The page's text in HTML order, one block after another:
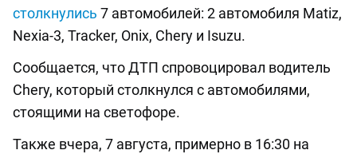
столкнулись 7 автомобилей: 2 автомобиля Matiz,
Nexia-3, Tracker, Onix, Chery и Isuzu.
Сообщается, что ДТП спровоцировал водитель
Chery, который столкнулся с автомобилями,
стоящими на светофоре.
Также вчера, 7 августа, примерно в 16:30 на